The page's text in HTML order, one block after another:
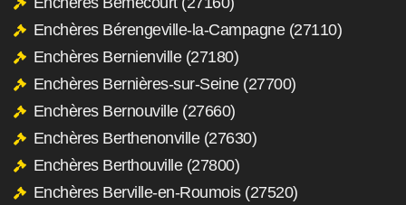
Enchères Bérengeville-la-Campagne (27110)
Enchères Bernienville (27180)
Enchères Bernières-sur-Seine (27700)
Enchères Bernouville (27660)
Enchères Berthenonville (27630)
Enchères Berthouville (27800)
Enchères Berville-en-Roumois (27520)